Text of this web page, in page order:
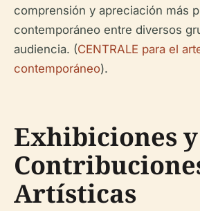
comprensión y apreciación más
contemporáneo entre diversos
audiencia. (CENTRALE para el
contemporáneo).
Exhibiciones y
Artísticas